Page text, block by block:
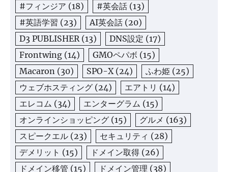
#フィンジア (18) #英会話 (13)
#英語学習 (23) AI英会話 (20)
D3 PUBLISHER (13) DNS設定 (17)
Frontwing (14) GMOペパボ (15)
Macaron (30) SPO-X (24) ふわ姫 (25)
ウェブホスティング (24) エアトリ (14)
エレコム (34) エンターグラム (15)
オンラインショッピング (15) グルメ (163)
スピークエル (23) セキュリティ (28)
デメリット (15) ドメイン取得 (26)
ドメイン移管 (15) ドメイン管理 (38)